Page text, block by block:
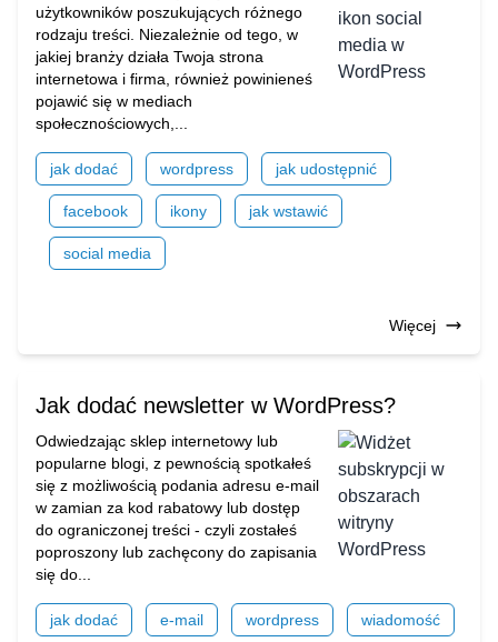
użytkowników poszukujących różnego
rodzaju treści. Niezależnie od tego, w
jakiej branży działa Twoja strona
internetowa i firma, również powinieneś
pojawić się w mediach
społecznościowych,...
jak dodać wordpress jak udostępnić
facebook ikony jak wstawić
social media
Więcej
Jak dodać newsletter w WordPress?
Odwiedzając sklep internetowy lub
popularne blogi, z pewnością spotkałeś
się z możliwością podania adresu e-mail
w zamian za kod rabatowy lub dostęp
do ograniczonej treści - czyli zostałeś
poproszony lub zachęcony do zapisania
się do...
jak dodać e-mail wordpress wiadomość